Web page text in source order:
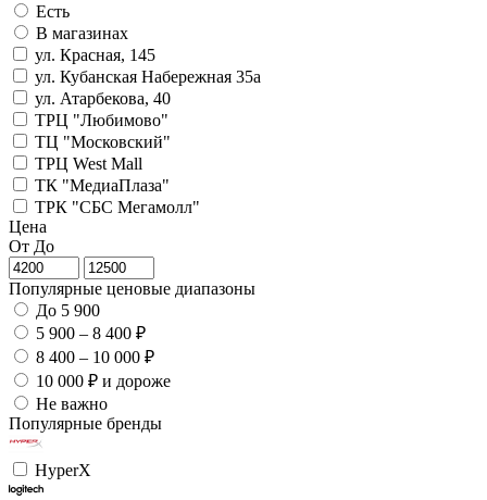
Есть
В магазинах
ул. Красная, 145
ул. Кубанская Набережная 35а
ул. Атарбекова, 40
ТРЦ "Любимово"
ТЦ "Московский"
ТРЦ West Mall
ТК "МедиаПлаза"
ТРК "СБС Мегамолл"
Цена
От До
Популярные ценовые диапазоны
До 5 900
5 900 – 8 400 ₽
8 400 – 10 000 ₽
10 000 ₽ и дороже
Не важно
Популярные бренды
HyperX